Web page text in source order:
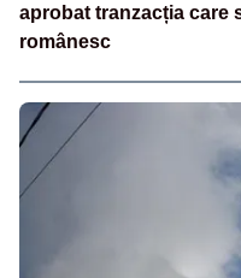
aprobat tranzacția care
românesc